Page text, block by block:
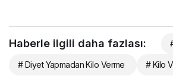
Haberle ilgili daha fazlası:
# Diyet Yapmadan Kilo Verme # Kilo